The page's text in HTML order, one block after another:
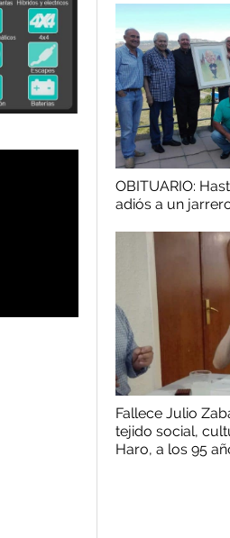
OBITUARIO:
adiós a un
Fallece Julio
tejido social,
Haro, a los 95